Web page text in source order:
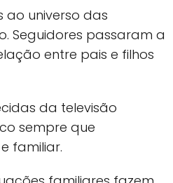
universo das
Seguidores passaram a
entre pais e filhos
da televisão
sempre que
familiar.